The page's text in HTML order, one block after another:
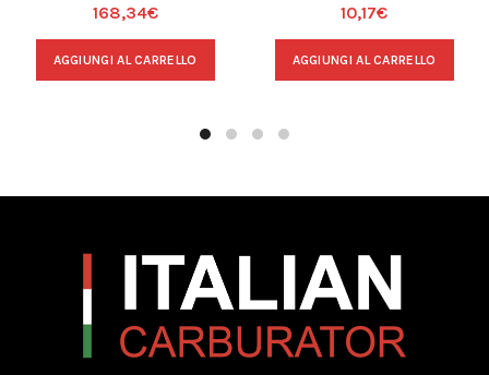
168,34€
AGGIUNGI AL CARRELLO
10,17€
AGGIUNGI AL CARRELLO